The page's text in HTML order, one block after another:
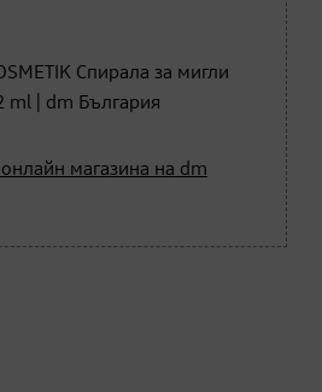
Спирала за мигли
ml | dm България
онлайн магазина на dm